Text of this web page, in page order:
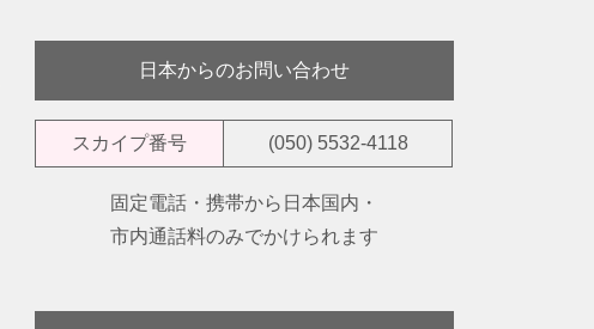
日本からのお問い合わせ
スカイプ番号 (050) 5532-4118
固定電話・携帯から日本国内・
市内通話料のみでかけられます